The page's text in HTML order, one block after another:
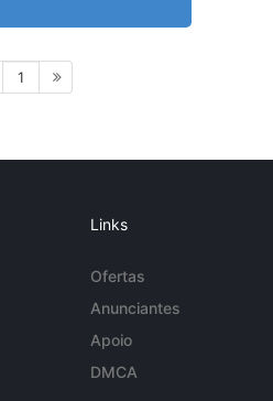
1
Links
Ofertas
Anunciantes
Apoio
DMCA